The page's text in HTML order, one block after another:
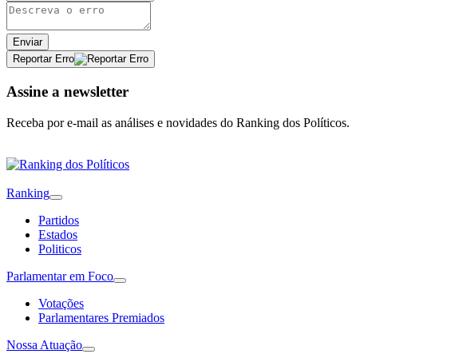
Enviar
Reportar Erro
Assine a newsletter
Receba por e-mail as análises e novidades do Ranking dos Políticos.
Ranking
Partidos
Estados
Politicos
Parlamentar em Foco
Votações
Parlamentares Premiados
Nossa Atuação